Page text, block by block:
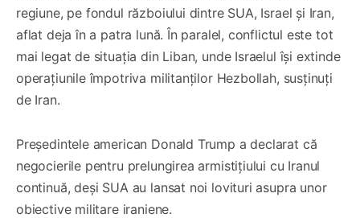
regiune, pe fondul războiului dintre SUA, Israel și Iran,
aflat deja în a patra lună. În paralel, conflictul este tot
mai legat de situația din Liban, unde Israelul își extinde
operațiunile împotriva militanților Hezbollah, susținuți
de Iran.
Președintele american Donald Trump a declarat că
negocierile pentru prelungirea armistițiului cu Iranul
continuă, deși SUA au lansat noi lovituri asupra unor
obiective militare iraniene.